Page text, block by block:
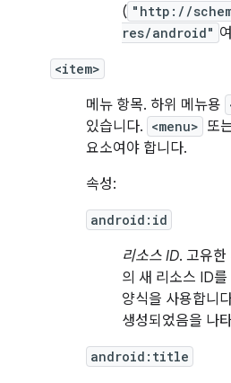
( "http://
res/android"
<item>
메뉴 항목. 하위 메뉴용
있습니다. <menu> 또
요소여야 합니다.
속성:
android:id
리소스 ID. 고유
의 새 리소스 ID를
양식을 사용합니
생성되었음을 나
android:title